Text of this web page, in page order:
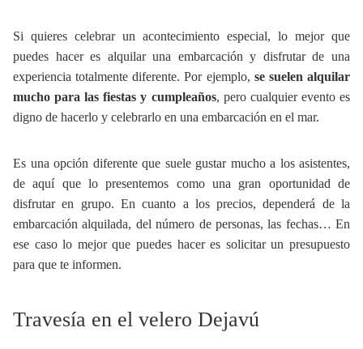
Si quieres celebrar un acontecimiento especial, lo mejor que
puedes hacer es alquilar una embarcación y disfrutar de una
experiencia totalmente diferente. Por ejemplo, se suelen alquilar
mucho para las fiestas y cumpleaños, pero cualquier evento es
digno de hacerlo y celebrarlo en una embarcación en el mar.
Es una opción diferente que suele gustar mucho a los asistentes,
de aquí que lo presentemos como una gran oportunidad de
disfrutar en grupo. En cuanto a los precios, dependerá de la
embarcación alquilada, del número de personas, las fechas… En
ese caso lo mejor que puedes hacer es solicitar un presupuesto
para que te informen.
Travesía en el velero Dejavú